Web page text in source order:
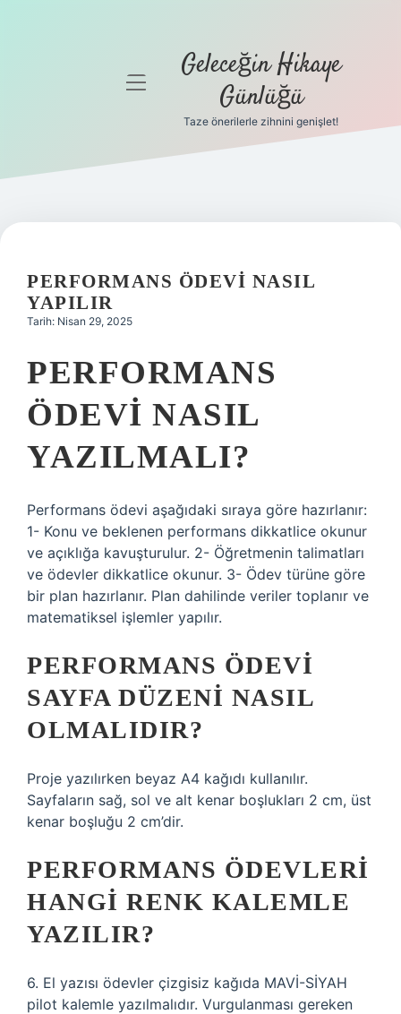
Gizlilik
Hakkımızda
menüyü Geleceğin Hikaye
Günlüğü
Taze önerilerle zihnini genişlet!
PERFORMANS ÖDEVI NASIL
YAPILIR
Tarih: Nisan 29, 2025
PERFORMANS
ÖDEVI NASIL
YAZILMALI?
Performans ödevi aşağıdaki sıraya göre hazırlanır:
1- Konu ve beklenen performans dikkatlice okunur
ve açıklığa kavuşturulur. 2- Öğretmenin talimatları
ve ödevler dikkatlice okunur. 3- Ödev türüne göre
bir plan hazırlanır. Plan dahilinde veriler toplanır ve
matematiksel işlemler yapılır.
PERFORMANS ÖDEVI
SAYFA DÜZENI NASIL
OLMALIDIR?
Proje yazılırken beyaz A4 kağıdı kullanılır.
Sayfaların sağ, sol ve alt kenar boşlukları 2 cm, üst
kenar boşluğu 2 cm’dir.
PERFORMANS ÖDEVLERI
HANGI RENK KALEMLE
YAZILIR?
6. El yazısı ödevler çizgisiz kağıda MAVİ-SİYAH
pilot kalemle yazılmalıdır. Vurgulanması gereken